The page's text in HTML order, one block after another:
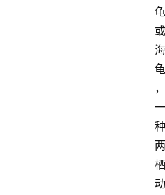
龟
或
海
龟
，
一
种
两
栖
动